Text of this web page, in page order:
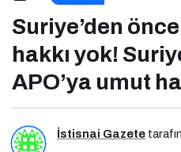
yok!
Suriye’den
hakkı yok!
APO’ya umut
İstisnai Gazete